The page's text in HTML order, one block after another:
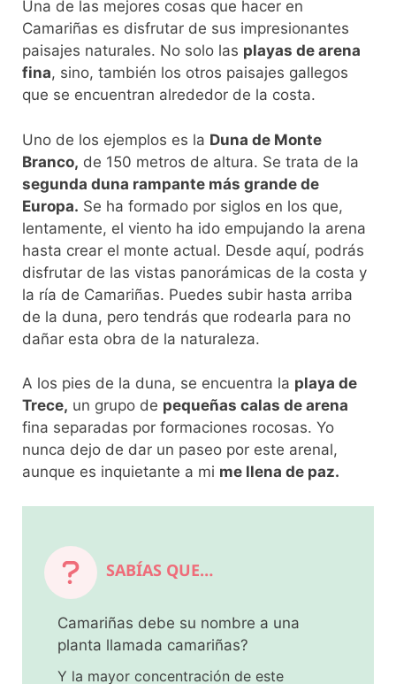
Una de las mejores cosas que hacer en
Camariñas es disfrutar de sus impresionantes
paisajes naturales. No solo las playas de arena
fina, sino, también los otros paisajes gallegos
que se encuentran alrededor de la costa.
Uno de los ejemplos es la Duna de Monte
Branco, de 150 metros de altura. Se trata de la
segunda duna rampante más grande de
Europa. Se ha formado por siglos en los que,
lentamente, el viento ha ido empujando la arena
hasta crear el monte actual. Desde aquí, podrás
disfrutar de las vistas panorámicas de la costa y
la ría de Camariñas. Puedes subir hasta arriba
de la duna, pero tendrás que rodearla para no
dañar esta obra de la naturaleza.
A los pies de la duna, se encuentra la playa de
Trece, un grupo de pequeñas calas de arena
fina separadas por formaciones rocosas. Yo
nunca dejo de dar un paseo por este arenal,
aunque es inquietante a mi me llena de paz.
SABÍAS QUE…
Camariñas debe su nombre a una
planta llamada camariñas?
Y la mayor concentración de este